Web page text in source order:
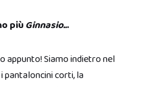
piùGinnasio...
appunto! Siamo indietro nel
pantaloncini corti, la